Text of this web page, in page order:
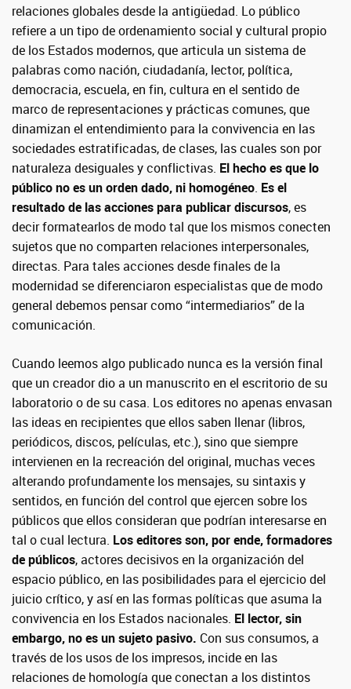
relaciones globales desde la antigüedad. Lo público
refiere a un tipo de ordenamiento social y cultural propio
de los Estados modernos, que articula un sistema de
palabras como nación, ciudadanía, lector, política,
democracia, escuela, en fin, cultura en el sentido de
marco de representaciones y prácticas comunes, que
dinamizan el entendimiento para la convivencia en las
sociedades estratificadas, de clases, las cuales son por
naturaleza desiguales y conflictivas. El hecho es que lo
público no es un orden dado, ni homogéneo. Es el
resultado de las acciones para publicar discursos, es
decir formatearlos de modo tal que los mismos conecten
sujetos que no comparten relaciones interpersonales,
directas. Para tales acciones desde finales de la
modernidad se diferenciaron especialistas que de modo
general debemos pensar como “intermediarios” de la
comunicación.
Cuando leemos algo publicado nunca es la versión final
que un creador dio a un manuscrito en el escritorio de su
laboratorio o de su casa. Los editores no apenas envasan
las ideas en recipientes que ellos saben llenar (libros,
periódicos, discos, películas, etc.), sino que siempre
intervienen en la recreación del original, muchas veces
alterando profundamente los mensajes, su sintaxis y
sentidos, en función del control que ejercen sobre los
públicos que ellos consideran que podrían interesarse en
tal o cual lectura. Los editores son, por ende, formadores
de públicos, actores decisivos en la organización del
espacio público, en las posibilidades para el ejercicio del
juicio crítico, y así en las formas políticas que asuma la
convivencia en los Estados nacionales. El lector, sin
embargo, no es un sujeto pasivo. Con sus consumos, a
través de los usos de los impresos, incide en las
relaciones de homología que conectan a los distintos